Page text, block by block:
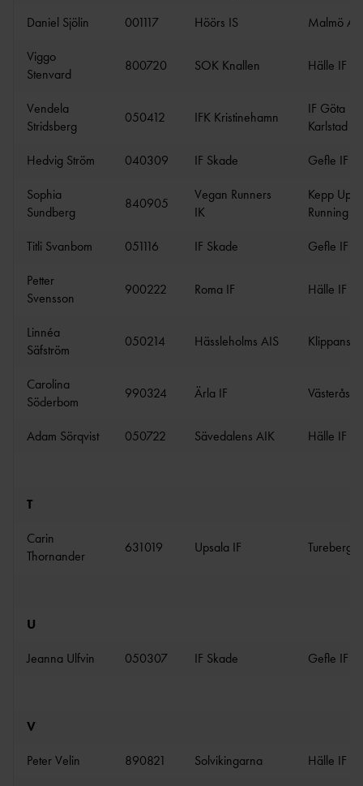
Daniel Sjölin 001117 Höörs IS
Malmö AI
Viggo
Stenvard
800720 SOK Knallen Hälle IF
Vendela
Stridsberg
050412 IFK Kristinehamn
IF Göta
Karlstad
Hedvig Ström
040309 IF Skade
Gefle IF
Sophia
Sundberg
840905
Vegan Runners
IK
Kepp Up
Running
Titli Svanbom
051116 IF Skade
Gefle IF
Petter
Svensson
900222 Roma IF Hälle IF
Linnéa
Säfström
050214 Hässleholms AIS Klippans
Carolina
Söderbom
990324 Ärla IF Västerås
Adam Sörqvist 050722 Sävedalens AIK Hälle IF
T
Carin
Thornander
631019 Upsala IF Turebergs
U
Jeanna Ulfvin
050307 IF Skade Gefle IF
V
Peter Velin
890821 Solvikingarna
Hälle IF